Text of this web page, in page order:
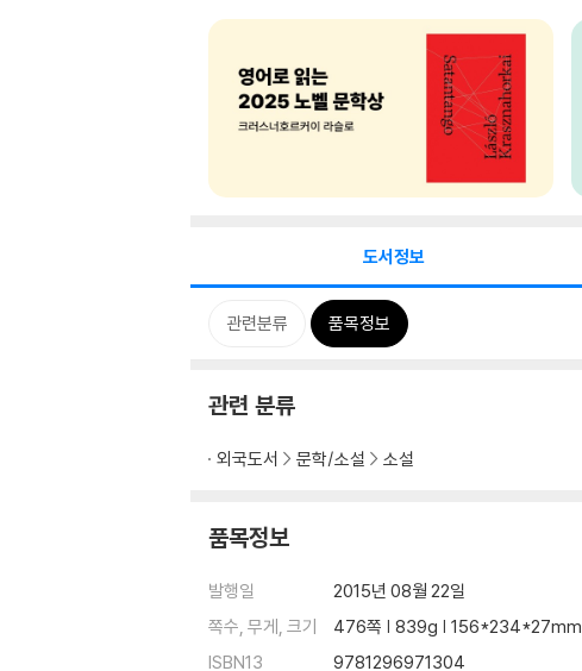
도서정보
관련분류 품목정보
관련 분류
외국도서 문학/소설 소설
품목정보
발행일
2015년 08월 22일
쪽수, 무게, 크기
476쪽 | 839g | 156*234*27mm
ISBN13
9781296971304